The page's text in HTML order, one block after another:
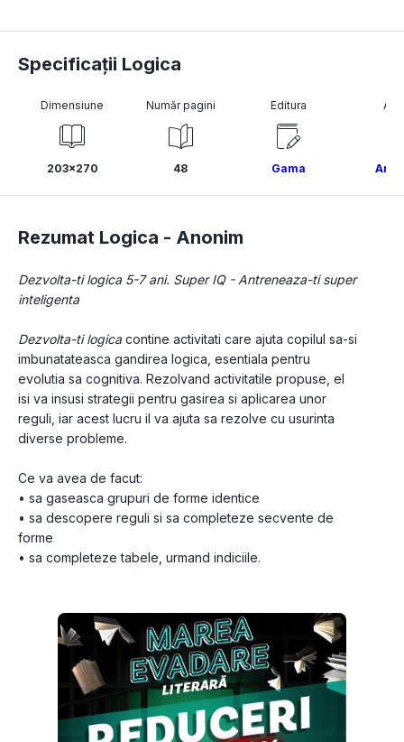
Specificații Logica
Dimensiune
203x270
Număr pagini
48
Editura
Gama
Rezumat Logica - Anonim
Dezvolta-ti logica 5-7 ani. Super IQ - Antreneaza-ti super
inteligenta
Dezvolta-ti logica contine activitati care ajuta copilul sa-si
imbunatateasca gandirea logica, esentiala pentru
evolutia sa cognitiva. Rezolvand activitatile propuse, el
isi va insusi strategii pentru gasirea si aplicarea unor
reguli, iar acest lucru il va ajuta sa rezolve cu usurinta
diverse probleme.
Ce va avea de facut:
• sa gaseasca grupuri de forme identice
• sa descopere reguli si sa completeze secvente de
forme
• sa completeze tabele, urmand indiciile.